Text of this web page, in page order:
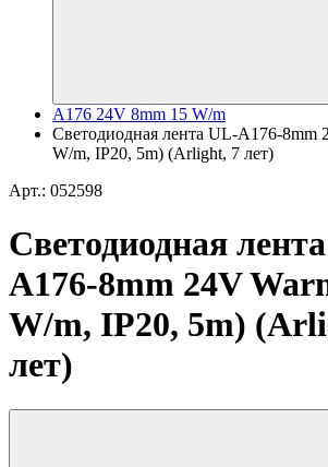
A176 24V 8mm 15 W/m
Светодиодная лента UL-A176-8mm
W/m, IP20, 5m) (Arlight, 7 лет)
Арт.: 052598
Светодиодная
A176-8mm 24V
W/m, IP20, 5m)
лет)